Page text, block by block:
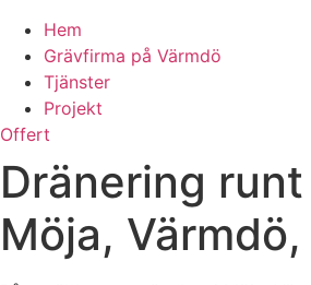
Hem
Grävfirma på Värmdö
Tjänster
Projekt
Offert
Dränering
Möja,